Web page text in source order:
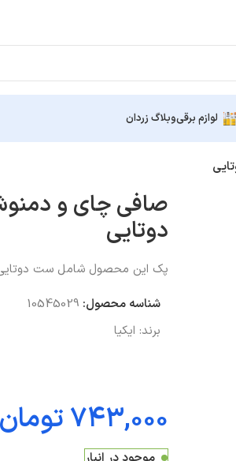
لوازم برقیوبلاگ زردان
دوتایی
پک این محصول شامل ست دوتایی
شناسه محصول: 10545029
برند: ایکیا
تومان